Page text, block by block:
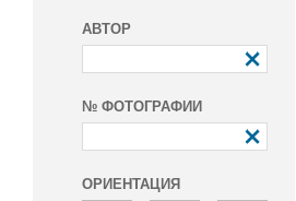
АВТОР
№ ФОТОГРАФИИ
ОРИЕНТАЦИЯ